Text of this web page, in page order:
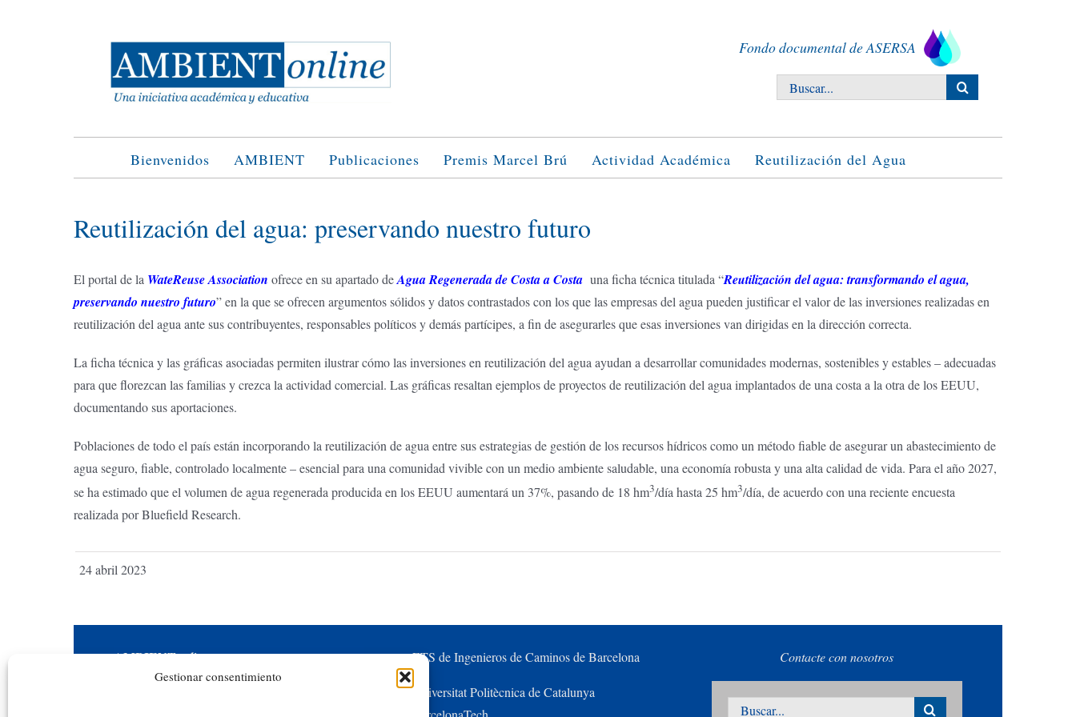
Gestionar consentimiento
Fondo documental de ASERSA
Buscar:
Bienvenidos AMBIENT Publicaciones Premis Marcel Brú Actividad Académica Reutilización del Agua
Reutilización del agua: preservando nuestro futuro
El portal de la WateReuse Association ofrece en su apartado deAgua Regenerada de Costa a Costa una ficha técnica titulada “Reutilización del agua: transformando el agua,
preservando nuestro futuro” en la que se ofrecen argumentos sólidos y datos contrastados con los que las empresas del agua pueden justificar el valor de las inversiones realizadas en
reutilización del agua ante sus contribuyentes, responsables políticos y demás partícipes, a fin de asegurarles que esas inversiones van dirigidas en la dirección correcta.
La ficha técnica y las gráficas asociadas permiten ilustrar cómo las inversiones en reutilización del agua ayudan a desarrollar comunidades modernas, sostenibles y estables – adecuadas
para que florezcan las familias y crezca la actividad comercial. Las gráficas resaltan ejemplos de proyectos de reutilización del agua implantados de una costa a la otra de los EEUU,
documentando sus aportaciones.
Poblaciones de todo el país están incorporando la reutilización de agua entre sus estrategias de gestión de los recursos hídricos como un método fiable de asegurar un abastecimiento de
agua seguro, fiable, controlado localmente – esencial para una comunidad vivible con un medio ambiente saludable, una economía robusta y una alta calidad de vida. Para el año 2027,
se ha estimado que el volumen de agua regenerada producida en los EEUU aumentará un 37%, pasando de 18 hm3/día hasta 25 hm3/día, de acuerdo con una reciente encuesta
realizada por Bluefield Research.
24 abril 2023
AMBIENTonline ETS de Ingenieros de Caminos de Barcelona
Universitat Politècnica de Catalunya
Contacte con nosotros
Buscar: